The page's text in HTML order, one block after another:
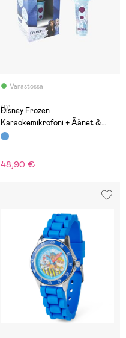
Varastossa
(0)
Disney Frozen
Karaokemikrofoni + Äänet &
Valot
48,90 €